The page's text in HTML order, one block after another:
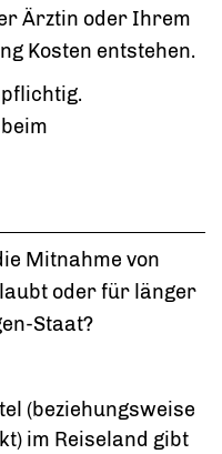
Ärztin oder Ihrem
Kosten entstehen.
Mitnahme von
oder für länger
Staat?
(beziehungsweise
im Reiseland gibt